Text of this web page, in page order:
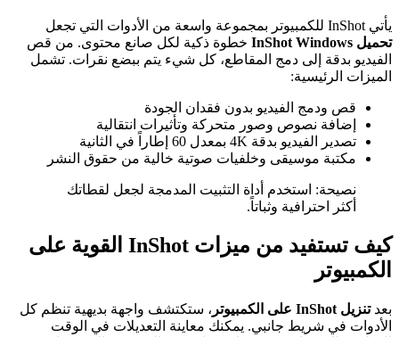
يأتي InShot للكمبيوتر بمجموعة واسعة من الأدوات التي تجعل
تحميل InShot Windows
خطوة ذكية لكل صانع محتوى. من قص
الفيديو بدقة إلى دمج المقاطع، كل شيء يتم ببضع نقرات. تشمل
الميزات الرئيسية:
قص ودمج الفيديو بدون فقدان الجودة
إضافة نصوص وصور متحركة وتأثيرات انتقالية
تصدير الفيديو بدقة 4K بمعدل 60 إطاراً في الثانية
مكتبة موسيقى وخلفيات صوتية خالية من حقوق النشر
نصيحة: استخدم أداة التثبيت المدمجة لجعل لقطاتك
أكثر احترافية وثباتاً.
كيف تستفيد من ميزات InShot القوية على
الكمبيوتر
بعدتنزيل InShot على الكمبيوتر
، ستكتشف واجهة بديهية تنظم كل
الأدوات في شريط جانبي. يمكنك معاينة التعديلات في الوقت